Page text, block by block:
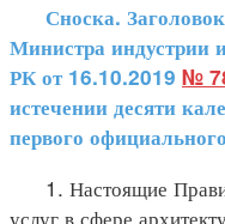
Сноска. Заголовок
Министра индустрии
РК от 16.10.2019 №
истечении десяти
первого
1. Настоящие
услуг в сфере